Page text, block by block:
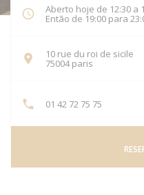
Aberto hoje de 12:30 a
Então de 19:00 para
10 rue du roi de sicile
75004 paris
01 42 72 75 75